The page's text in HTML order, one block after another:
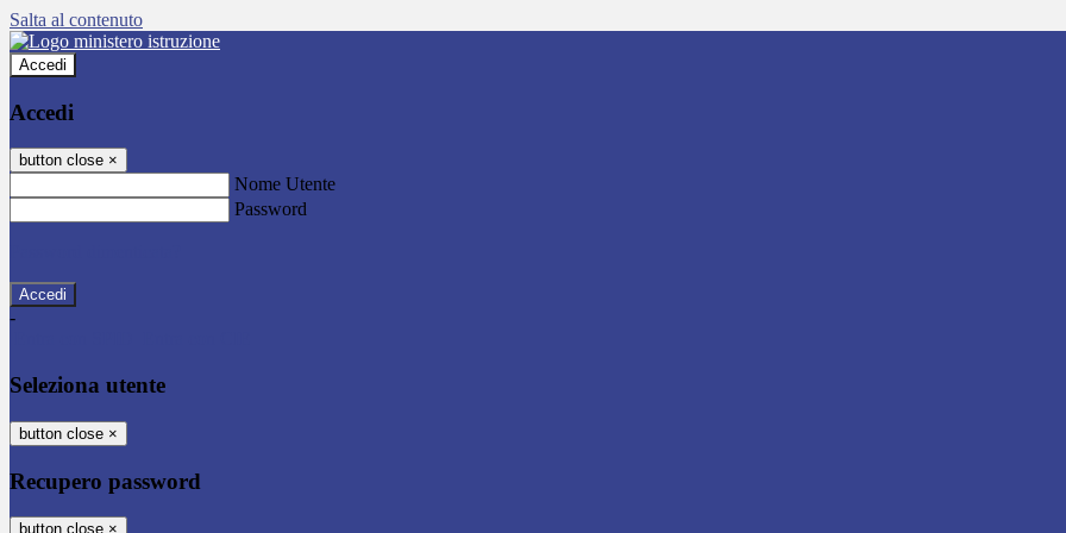
Salta al contenuto
Accedi
Accedi
button close ×
Nome Utente
Password
-
Seleziona utente
button close ×
Recupero password
button close ×